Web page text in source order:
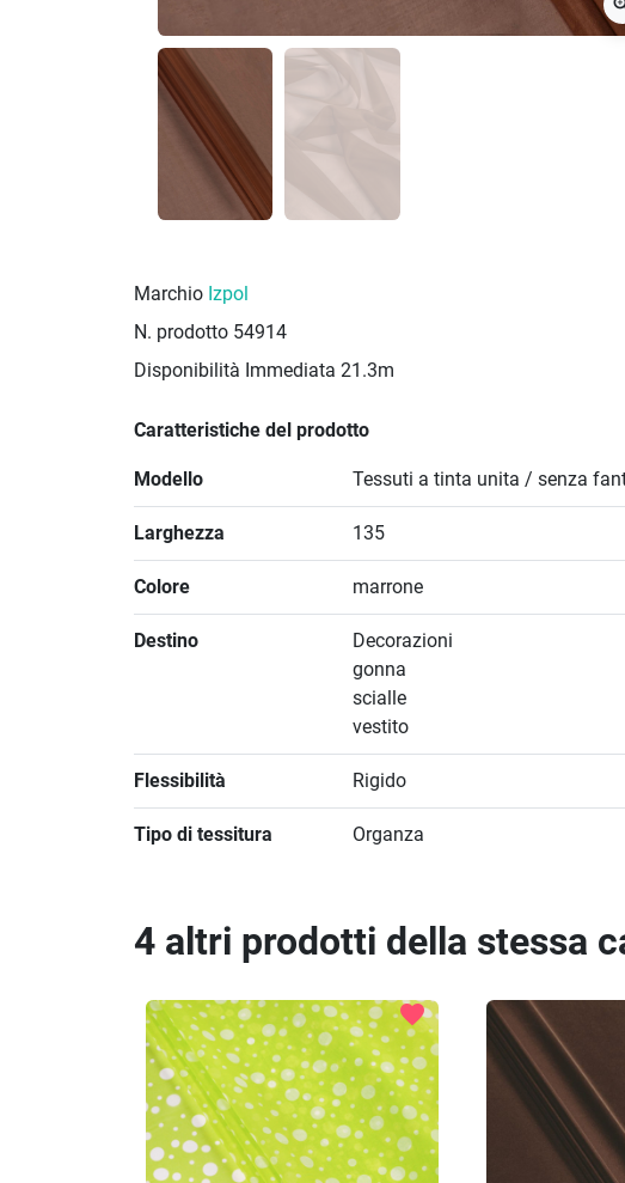
Marchio Izpol
N. prodotto 54914
Disponibilità Immediata 21.3m
Caratteristiche del prodotto
Modello Tessuti a tinta unita / senza
Larghezza 135
Colore marrone
Destino
Decorazioni
gonna
scialle
vestito
Flessibilità Rigido
Tipo di tessitura Organza
4 altri prodotti della stessa
favorite